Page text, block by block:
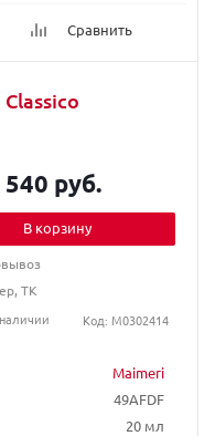
Сравнить
Maimeri
49AFDF
20 мл
540 руб.
В корзину
ТК
Код: M0302414